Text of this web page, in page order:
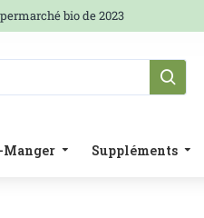
bio de 2023
Manger Suppléments